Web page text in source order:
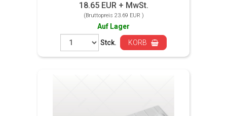
18.65 EUR + MwSt.
(Bruttopreis 23.69 EUR )
Auf Lager
Stck.
KORB